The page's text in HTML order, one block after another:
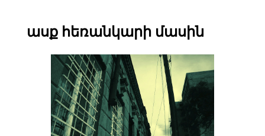
ասք հեռանկարի մասին